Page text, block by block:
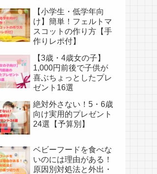
【小学生・低学年向
け】簡単！フェルトマ
スコットの作り方【手
作りレポ付】
【3歳・4歳女の子】
1,000円前後で子供が
喜ぶちょっとしたプレ
ゼント16選
絶対外さない！5・6歳
向け実用的プレゼント
24選【予算別】
ベビーフードを食べな
いのには理由がある！
原因別対処法と外出・